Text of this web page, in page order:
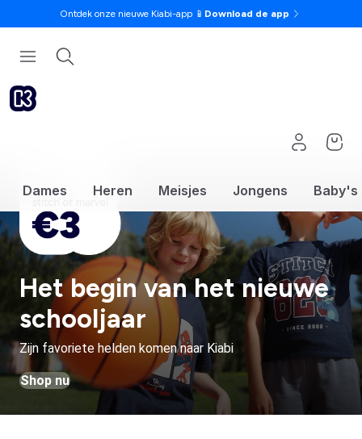
Ontdek onze nieuwe Kiabi-app 📱 Download de app
Dames Heren Meisjes Jongens Baby's
Het begin van het nieuwe
schooljaar
Zijn favoriete helden komen naar Kiabi
Shop nu